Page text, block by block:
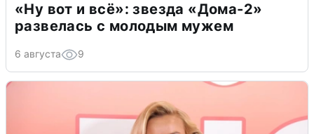
«Ну вот и всё»: звезда «Дома-2»
развелась с молодым мужем
6 августа 9